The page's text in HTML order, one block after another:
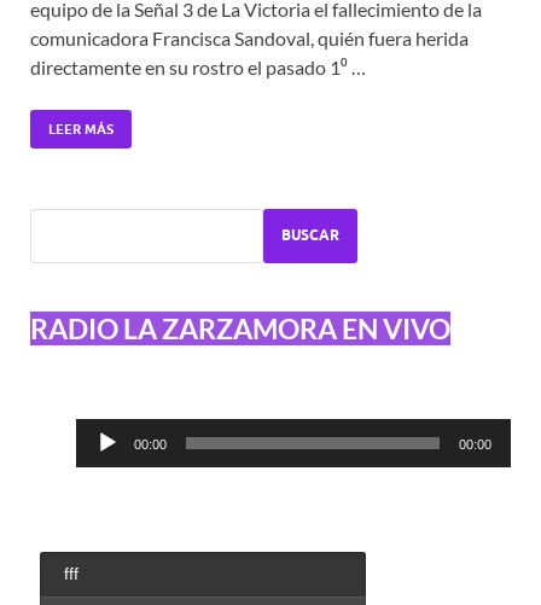
equipo de la Señal 3 de La Victoria el fallecimiento de la
comunicadora Francisca Sandoval, quién fuera herida
directamente en su rostro el pasado 1⁰ …
LEER MÁS
BUSCAR
RADIO LA ZARZAMORA EN VIVO
Reproductor
00:00 00:00